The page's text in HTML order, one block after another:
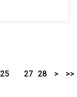
25
27 28 > >>